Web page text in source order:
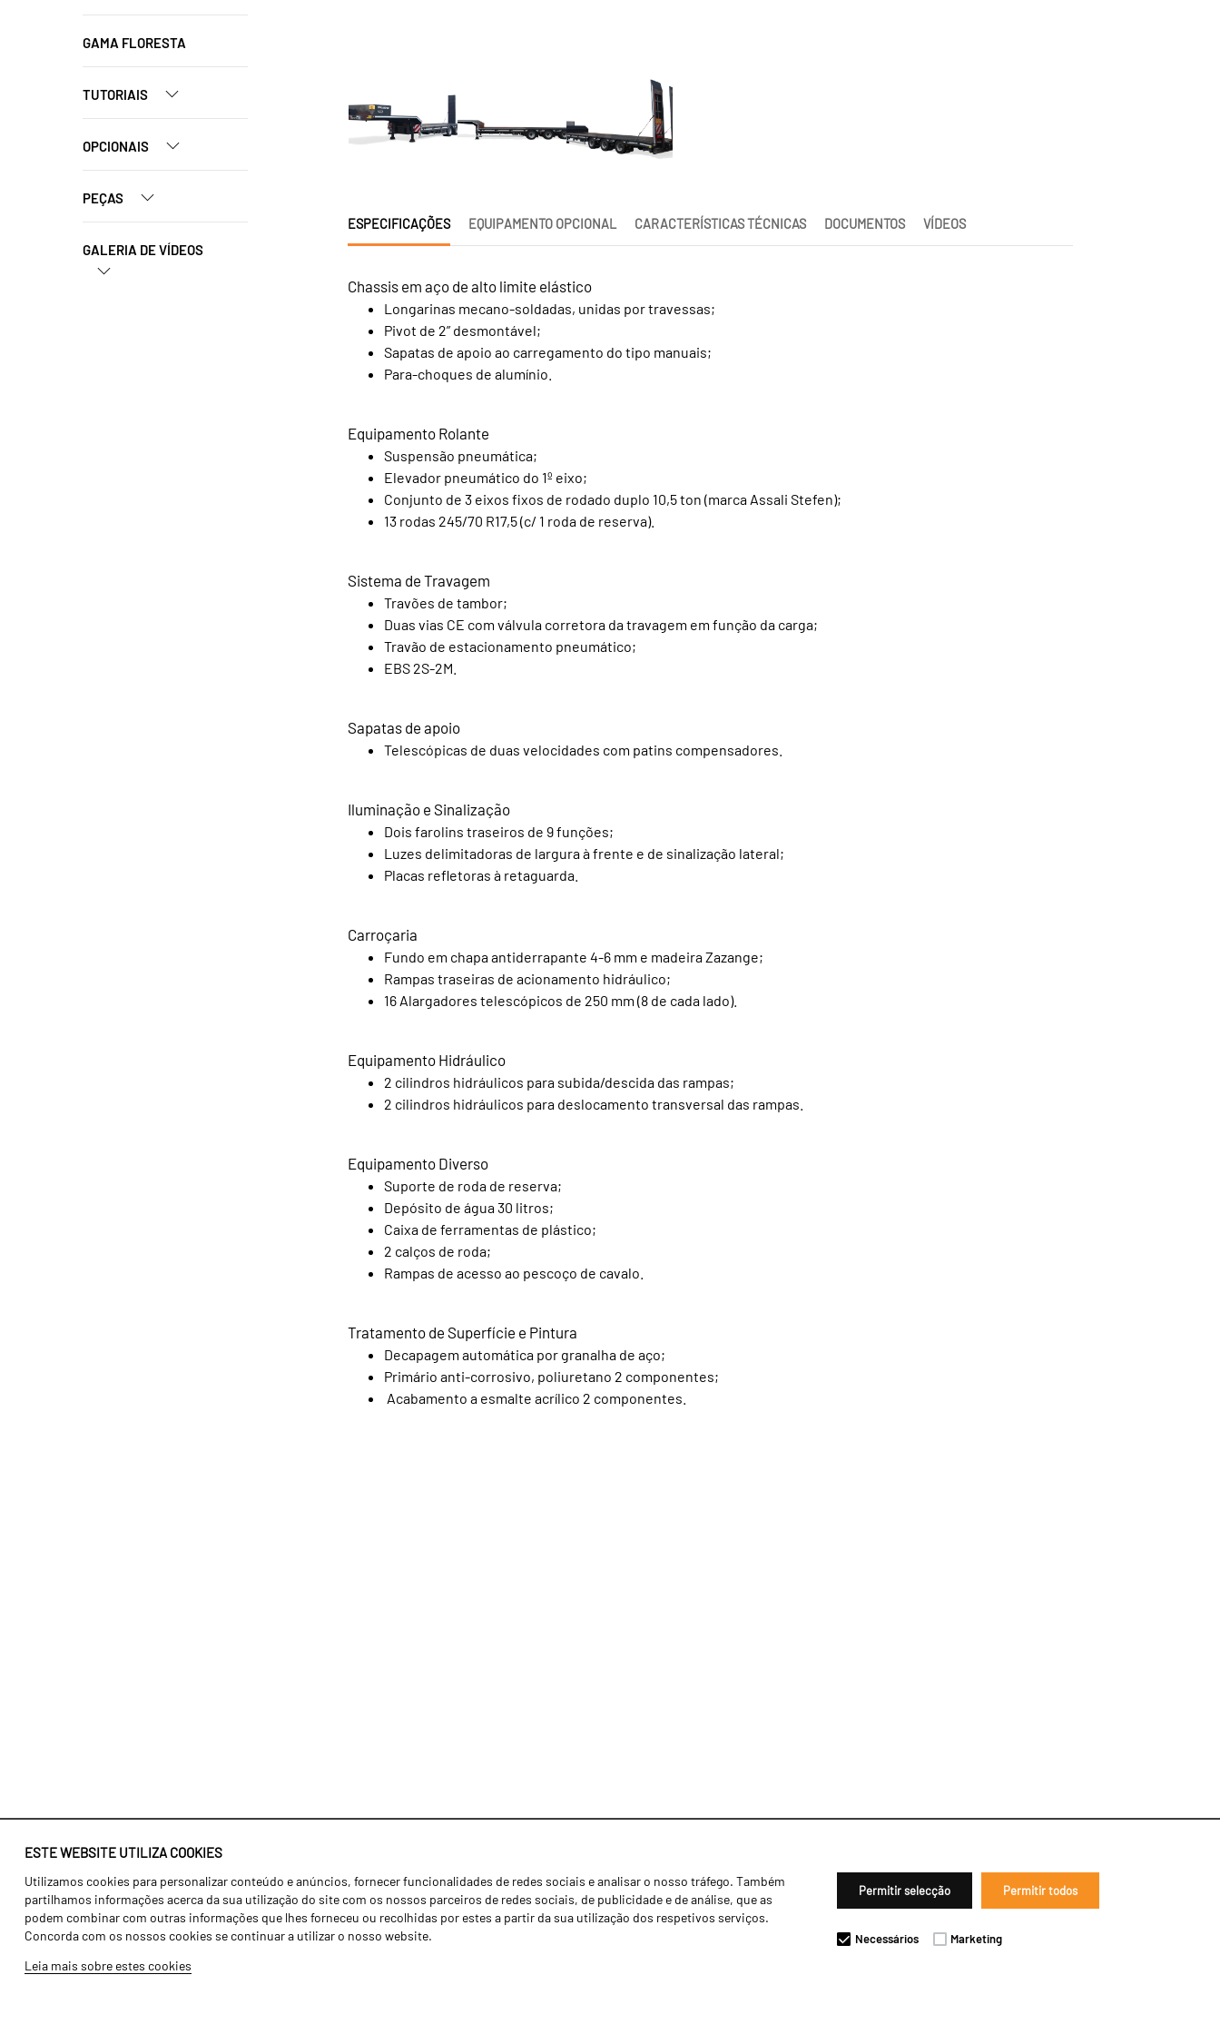
ESTE WEBSITE UTILIZA COOKIES
Utilizamos cookies para personalizar conteúdo e anúncios, fornecer funcionalidades de redes sociais e analisar o nosso tráfego. Também
partilhamos informações acerca da sua utilização do site com os nossos parceiros de redes sociais, de publicidade e de análise, que as
podem combinar com outras informações que lhes forneceu ou recolhidas por estes a partir da sua utilização dos respetivos serviços.
Concorda com os nossos cookies se continuar a utilizar o nosso website.
Leia mais sobre estes cookies
Permitir selecção Permitir todos
Necessários Marketing
GAMA FLORESTA
TUTORIAIS
OPCIONAIS
PEÇAS
GALERIA DE VÍDEOS
ESPECIFICAÇÕES EQUIPAMENTO OPCIONAL CARACTERÍSTICAS TÉCNICAS DOCUMENTOS VÍDEOS
Chassis em aço de alto limite elástico
Longarinas mecano-soldadas, unidas por travessas;
Pivot de 2” desmontável;
Sapatas de apoio ao carregamento do tipo manuais;
Para-choques de alumínio.
Equipamento Rolante
Suspensão pneumática;
Elevador pneumático do 1º eixo;
Conjunto de 3 eixos fixos de rodado duplo 10,5 ton (marca Assali Stefen);
13 rodas 245/70 R17,5 (c/ 1 roda de reserva).
Sistema de Travagem
Travões de tambor;
Duas vias CE com válvula corretora da travagem em função da carga;
Travão de estacionamento pneumático;
EBS 2S-2M.
Sapatas de apoio
Telescópicas de duas velocidades com patins compensadores.
Iluminação e Sinalização
Dois farolins traseiros de 9 funções;
Luzes delimitadoras de largura à frente e de sinalização lateral;
Placas refletoras à retaguarda.
Carroçaria
Fundo em chapa antiderrapante 4-6 mm e madeira Zazange;
Rampas traseiras de acionamento hidráulico;
16 Alargadores telescópicos de 250 mm (8 de cada lado).
Equipamento Hidráulico
2 cilindros hidráulicos para subida/descida das rampas;
2 cilindros hidráulicos para deslocamento transversal das rampas.
Equipamento Diverso
Suporte de roda de reserva;
Depósito de água 30 litros;
Caixa de ferramentas de plástico;
2 calços de roda;
Rampas de acesso ao pescoço de cavalo.
Tratamento de Superfície e Pintura
Decapagem automática por granalha de aço;
Primário anti-corrosivo, poliuretano 2 componentes;
Acabamento a esmalte acrílico 2 componentes.
Identidade
História
Fábrica / Produção
Recursos Humanos
Agricultura
Transportes
Gama Floresta
Notícias
Concessionários